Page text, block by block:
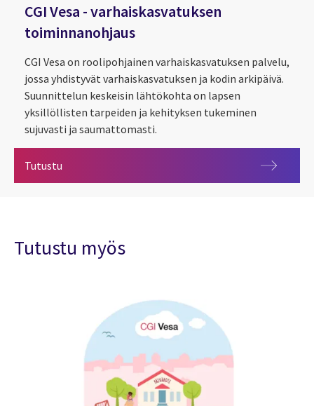
CGI Vesa - varhaiskasvatuksen
toiminnanohjaus
CGI Vesa on roolipohjainen varhaiskasvatuksen palvelu,
jossa yhdistyvät varhaiskasvatuksen ja kodin arkipäivä.
Suunnittelun keskeisin lähtökohta on lapsen
yksillöllisten tarpeiden ja kehityksen tukeminen
sujuvasti ja saumattomasti.
Tutustu CGI Vesa - varhaiskasvatuksen toiminnanohjaus
Tutustu myös